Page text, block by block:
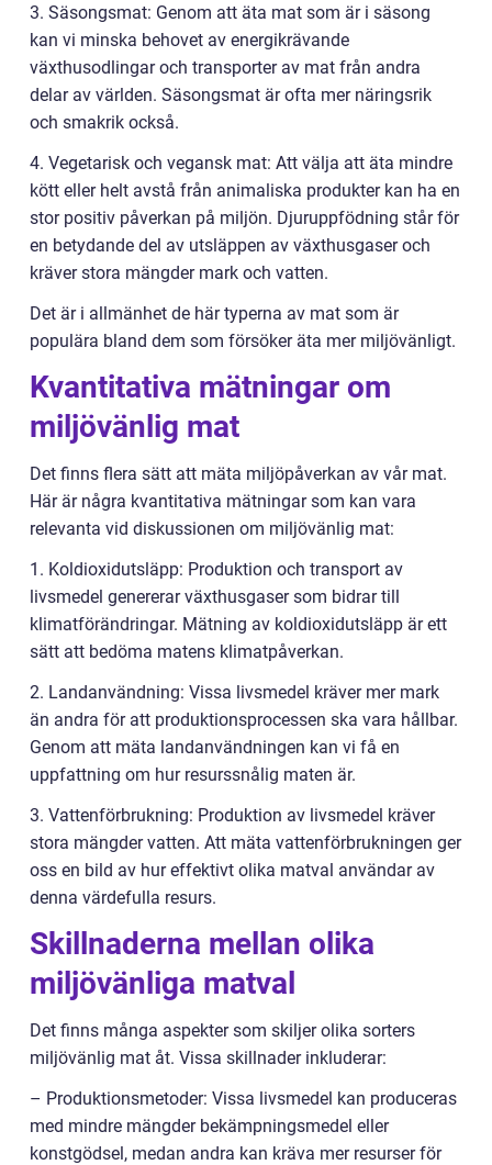
3. Säsongsmat: Genom att äta mat som är i säsong
kan vi minska behovet av energikrävande
växthusodlingar och transporter av mat från andra
delar av världen. Säsongsmat är ofta mer näringsrik
och smakrik också.
4. Vegetarisk och vegansk mat: Att välja att äta mindre
kött eller helt avstå från animaliska produkter kan ha en
stor positiv påverkan på miljön. Djuruppfödning står för
en betydande del av utsläppen av växthusgaser och
kräver stora mängder mark och vatten.
Det är i allmänhet de här typerna av mat som är
populära bland dem som försöker äta mer miljövänligt.
Kvantitativa mätningar om
miljövänlig mat
Det finns flera sätt att mäta miljöpåverkan av vår mat.
Här är några kvantitativa mätningar som kan vara
relevanta vid diskussionen om miljövänlig mat:
1. Koldioxidutsläpp: Produktion och transport av
livsmedel genererar växthusgaser som bidrar till
klimatförändringar. Mätning av koldioxidutsläpp är ett
sätt att bedöma matens klimatpåverkan.
2. Landanvändning: Vissa livsmedel kräver mer mark
än andra för att produktionsprocessen ska vara hållbar.
Genom att mäta landanvändningen kan vi få en
uppfattning om hur resurssnålig maten är.
3. Vattenförbrukning: Produktion av livsmedel kräver
stora mängder vatten. Att mäta vattenförbrukningen ger
oss en bild av hur effektivt olika matval användar av
denna värdefulla resurs.
Skillnaderna mellan olika
miljövänliga matval
Det finns många aspekter som skiljer olika sorters
miljövänlig mat åt. Vissa skillnader inkluderar:
– Produktionsmetoder: Vissa livsmedel kan produceras
med mindre mängder bekämpningsmedel eller
konstgödsel, medan andra kan kräva mer resurser för